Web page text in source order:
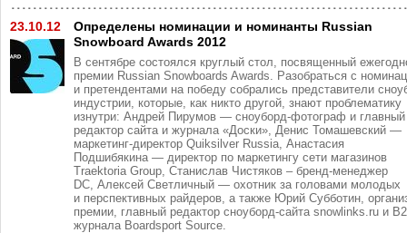
23.10.12
Определены номинации и номинанты Russian
Snowboard Awards 2012
В сентябре состоялся круглый стол, посвященный
премии Russian Snowboards Awards. Разобраться с
и претендентами на победу собрались представители
индустрии, которые, как никто другой, знают проблематику
изнутри: Андрей Пирумов — сноуборд-фотограф и главный
редактор сайта и журнала «Доски», Денис Томашевский —
маркетинг-директор Quiksilver Russia, Анастасия
Подшибякина — директор по маркетингу сети магазинов
Traektoria Group, Станислав Чистяков – бренд-менеджер
DC, Алексей Светличный — охотник за головами молодых
и перспективных райдеров, а также Юрий Субботин,
премии, главный редактор сноуборд-сайта snowlinks.ru и
журнала Boardsport Source.